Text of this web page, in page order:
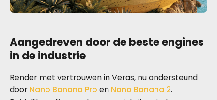
Aangedreven door de beste engines
in de industrie
Render met vertrouwen in Veras, nu ondersteund
door Nano Banana Pro en Nano Banana 2.